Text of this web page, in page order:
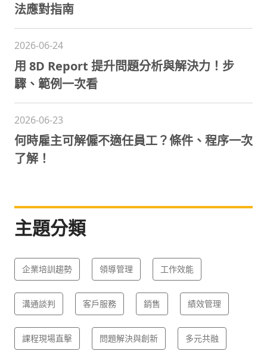
法應對指南
2026-06-24
用 8D Report 提升問題分析與解決力！步
驟、範例一次看
2026-06-23
何時雇主可解僱不適任員工？條件、程序一次
了解！
主題分類
企業培訓趨勢 領導管理 工作效能
溝通談判 客戶服務 銷售 績效管理
課程現場直擊 問題解決與創新 多元共融